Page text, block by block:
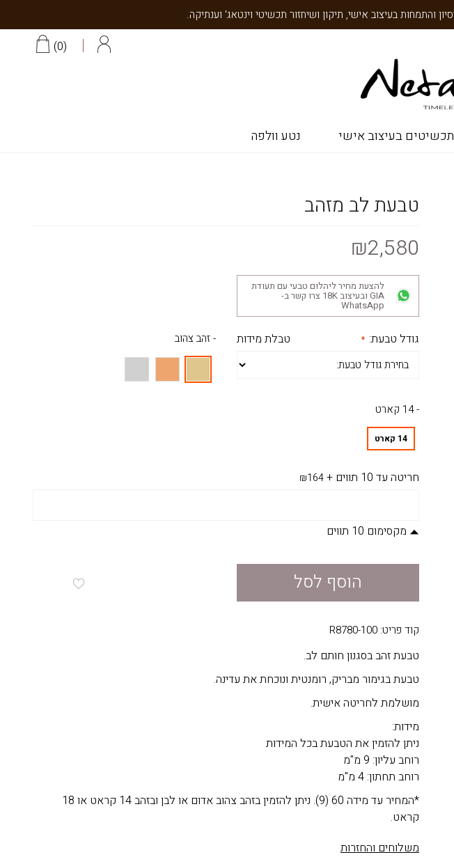
0
תכשיטים בעיצוב אישי נטע וולפה
טבעת לב מזהב
₪2,580
להצעת מחיר ליהלום טבעי עם תעודת
GIA ובעיצוב 18K צרו קשר ב-
WhatsApp
טבלת מידות גודל טבעת: - זהב צהוב
- 14 קארט
14 קארט
חריטה עד 10 תווים +
₪164
מקסימום 10 תווים
הוסף לסל
קוד פריט: R8780-100
טבעת זהב בסגנון חותם לב.
טבעת בגימור מבריק, רומנטית ונוכחת את עדינה.
מושלמת לחריטה אישית.
מידות:
ניתן להזמין את הטבעת בכל המידות
רוחב עליון: 9 מ"מ
רוחב תחתון: 4 מ"מ
*המחיר עד מידה 60 (9). ניתן להזמין בזהב צהוב אדום או לבן ובזהב 14 קראט או 18
קראט.
משלוחים והחזרות